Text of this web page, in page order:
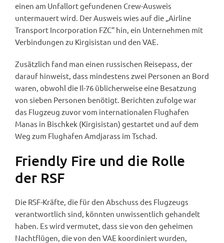
einen am Unfallort gefundenen Crew-Ausweis
untermauert wird. Der Ausweis wies auf die „Airline
Transport Incorporation FZC“ hin, ein Unternehmen mit
Verbindungen zu Kirgisistan und den VAE.
Zusätzlich fand man einen russischen Reisepass, der
darauf hinweist, dass mindestens zwei Personen an Bord
waren, obwohl die Il-76 üblicherweise eine Besatzung
von sieben Personen benötigt. Berichten zufolge war
das Flugzeug zuvor vom internationalen Flughafen
Manas in Bischkek (Kirgisistan) gestartet und auf dem
Weg zum Flughafen Amdjarass im Tschad.
Friendly Fire und die Rolle
der RSF
Die RSF-Kräfte, die für den Abschuss des Flugzeugs
verantwortlich sind, könnten unwissentlich gehandelt
haben. Es wird vermutet, dass sie von den geheimen
Nachtflügen, die von den VAE koordiniert wurden,